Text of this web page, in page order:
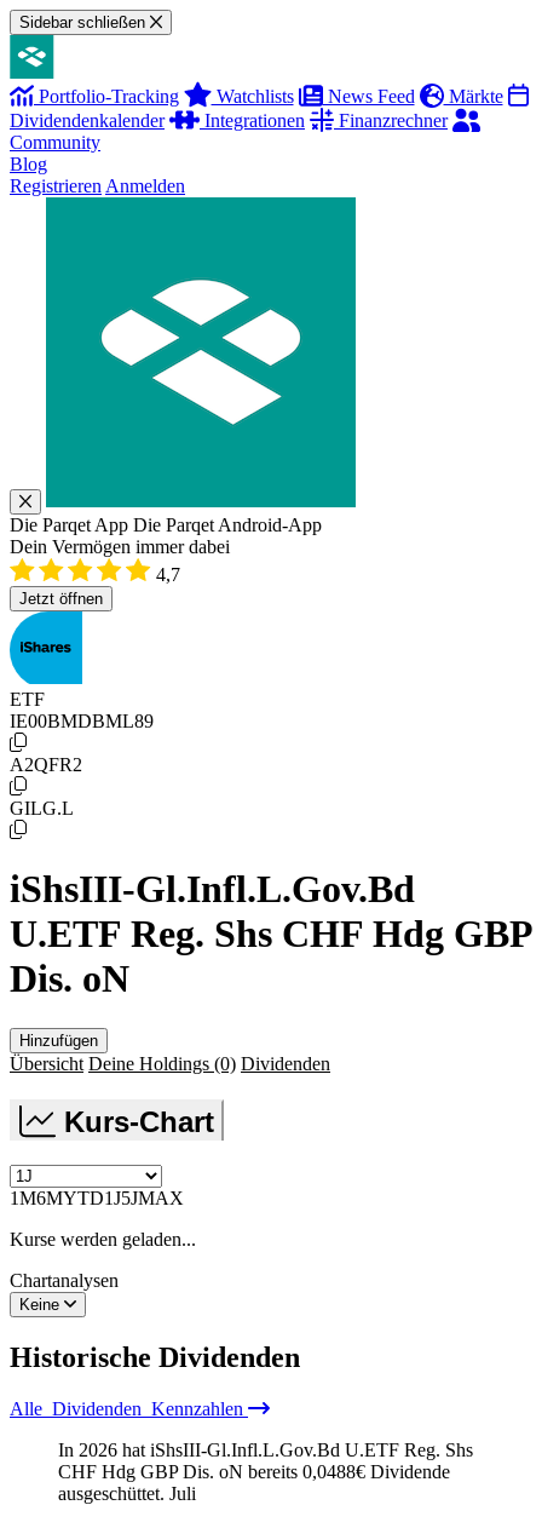
Sidebar schließen
Portfolio-Tracking Watchlists News Feed
Märkte
Dividendenkalender
Integrationen
Finanzrechner
Community
Blog
Registrieren Anmelden
Die Parqet App Die Parqet Android-App
Dein Vermögen immer dabei
4,7
Jetzt öffnen
ETF
IE00BMDBML89
A2QFR2
GILG.L
iShsIII-Gl.Infl.L.Gov.Bd
U.ETF Reg. Shs CHF Hdg GBP
Dis. oN
Hinzufügen
Übersicht Deine Holdings (0) Dividenden
Kurs-Chart
1M6MYTD1J5JMAX
Kurse werden geladen...
Chartanalysen
Keine
Historische Dividenden
Alle Dividenden Kennzahlen
In 2026 hat iShsIII-Gl.Infl.L.Gov.Bd U.ETF Reg. Shs
CHF Hdg GBP Dis. oN bereits 0,0488€ Dividende
ausgeschüttet. Juli